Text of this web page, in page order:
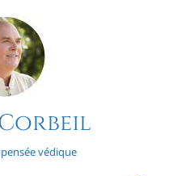
védique
– Épisode